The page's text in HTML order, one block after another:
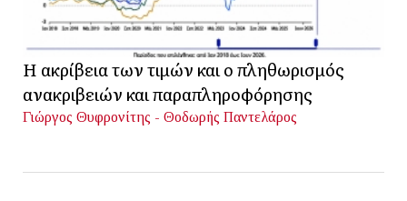
Η ακρίβεια των τιμών και ο πληθωρισμός
ανακριβειών και παραπληροφόρησης
Γιώργος Θυφρονίτης - Θοδωρής Παντελάρος